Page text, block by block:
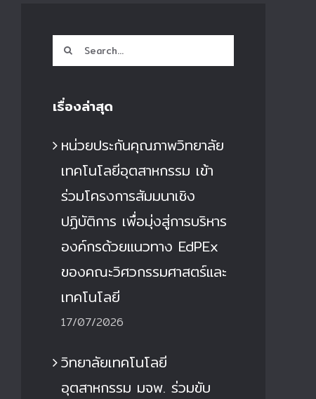
Search
for:
เรื่องล่าสุด
หน่วยประกันคุณภาพวิทยาลัย
เทคโนโลยีอุตสาหกรรม เข้า
ร่วมโครงการสัมมนาเชิง
ปฏิบัติการ เพื่อมุ่งสู่การบริหาร
องค์กรด้วยแนวทาง EdPEx
ของคณะวิศวกรรมศาสตร์และ
เทคโนโลยี
17/07/2026
วิทยาลัยเทคโนโลยี
อุตสาหกรรม มจพ. ร่วมขับ